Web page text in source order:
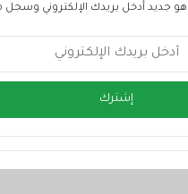
جديد أدخل بريدك الإلكتروني وسجل